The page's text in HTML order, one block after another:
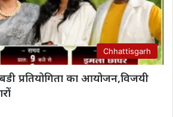
Chhattisgarh
प्रतियोगिता का आयोजन,विजयी